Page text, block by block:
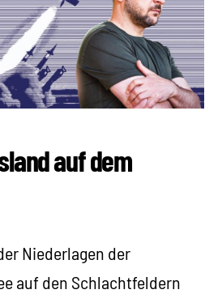
auf dem
Niederlagen der
auf den Schlachtfeldern